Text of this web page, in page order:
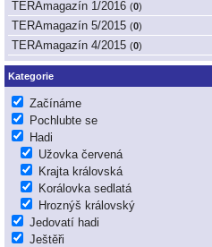
TERAmagazín 1/2016 (0)
TERAmagazín 5/2015 (0)
TERAmagazín 4/2015 (0)
Kategorie
Začínáme
Pochlubte se
Hadi
Užovka červená
Krajta královská
Korálovka sedlatá
Hroznýš královský
Jedovatí hadi
Ještěři